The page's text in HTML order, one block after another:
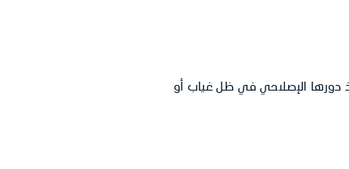
دورها الإصلاحي في ظل غياب أو